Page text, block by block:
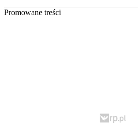
Promowane treści